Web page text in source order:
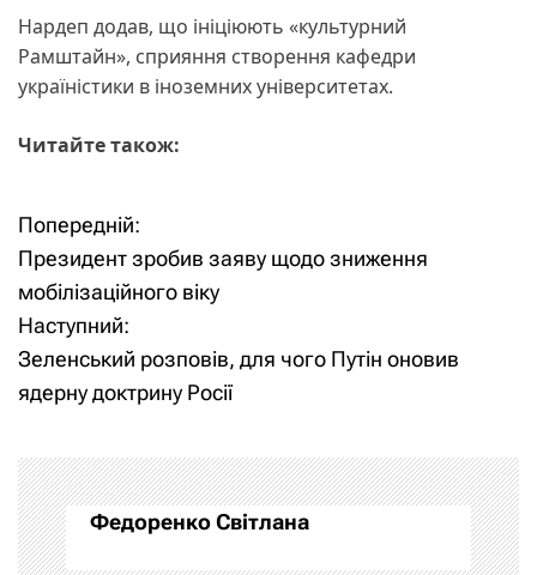
Нардеп додав, що ініціюють «культурний
Рамштайн», сприяння створення кафедри
україністики в іноземних університетах.
Читайте також:
Н
а
в
і
а
ц
Попередній:
Президент зробив заяву щодо зниження
мобілізаційного віку
Наступний:
Зеленський розповів, для чого Путін оновив
ядерну доктрину Росії
Федоренко Світлана